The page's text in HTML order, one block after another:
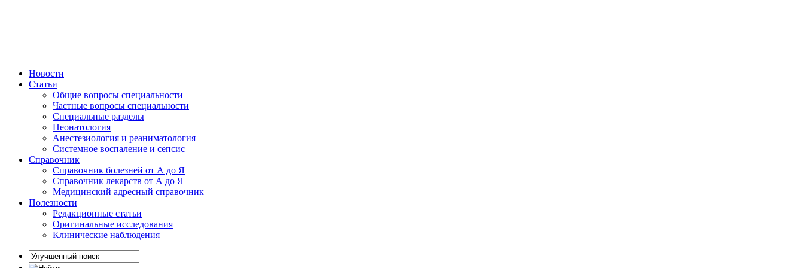
Новости
Статьи
Общие вопросы специальности
Частные вопросы специальности
Специальные разделы
Неонатология
Анестезиология и реаниматология
Системное воспаление и сепсис
Справочник
Справочник болезней от А до Я
Справочник лекарств от А до Я
Медицинский адресный справочник
Полезности
Редакционные статьи
Оригинальные исследования
Клинические наблюдения